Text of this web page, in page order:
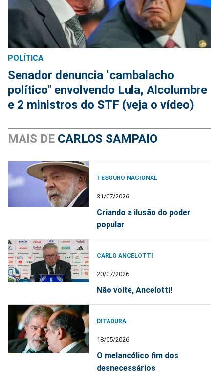
POLÍTICA
Senador denuncia "cambalacho
político" envolvendo Lula, Alcolumbre
e 2 ministros do STF (veja o vídeo)
MAIS DE CARLOS SAMPAIO
TESOURO NACIONAL
31/07/2026
Criando a ilusão do poder
popular
CARLO ANCELOTTI
20/07/2026
Não volte, Ancelotti!
DITADURA
18/05/2026
O melancólico fim dos
desnecessários